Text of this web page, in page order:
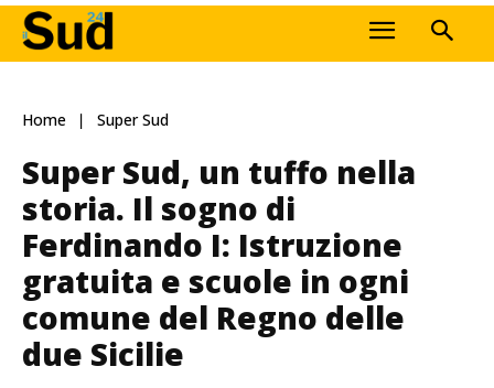
Home Super Sud
Super Sud, un tuffo nella
storia. Il sogno di
Ferdinando I: Istruzione
gratuita e scuole in ogni
comune del Regno delle
due Sicilie